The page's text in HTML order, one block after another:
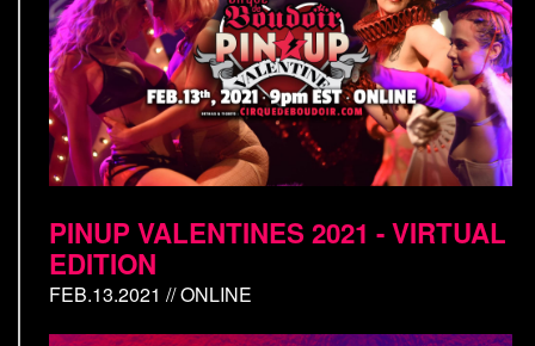
PINUP VALENTINES 2021 - VIRTUAL
EDITION
FEB.13.2021 // ONLINE